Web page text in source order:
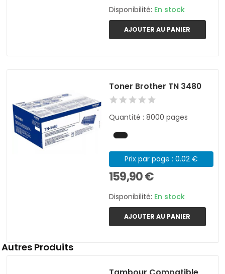
Disponibilité: En stock
AJOUTER AU PANIER
Toner Brother TN 3480
Quantité : 8000 pages
Prix par page : 0.02 €
159,90 €
Disponibilité: En stock
AJOUTER AU PANIER
Autres Produits